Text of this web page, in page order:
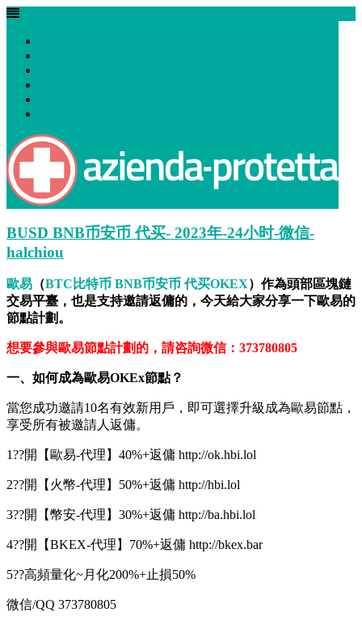
Tag:
Dispositivi di sicurezza e Mascherine Coronavirus
08 Feb 2023
bywadminw
No comments
Uncategorized
??,OK,交易
BUSD BNB币安币 代买- 2023年-24小时-微信-
halchiou
歐易 （BTC比特币 BNB币安币 代买OKEX）作為頭部區塊鏈
交易平臺，也是支持邀請返傭的，今天給大家分享一下歐易的
節點計劃。
想要參與歐易節點計劃的，請咨詢微信：373780805
一、如何成為歐易OKEx節點？
當您成功邀請10名有效新用戶，即可選擇升級成為歐易節點，
享受所有被邀請人返傭。
1??開【歐易-代理】40%+返傭 http://ok.hbi.lol
2??開【火幣-代理】50%+返傭 http://hbi.lol
3??開【幣安-代理】30%+返傭 http://ba.hbi.lol
4??開【BKEX-代理】70%+返傭 http://bkex.bar
5??高頻量化~月化200%+止損50%
微信/QQ 373780805